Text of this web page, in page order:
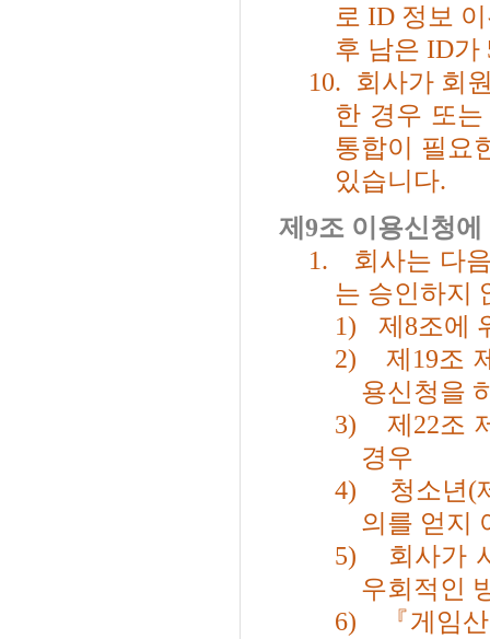
로 ID 정보
후 남은 ID가
10.
회사가 회
한 경우 또
통합이 필요
있습니다.
제 9조 이용신청
1.
회사는 다
는 승인하지
1)
제 8조에
2)
제 19조
용신청을
3)
제 22조
경우
4)
청소년(
의를 얻지
5)
회사가
우회적인
6)
『게임